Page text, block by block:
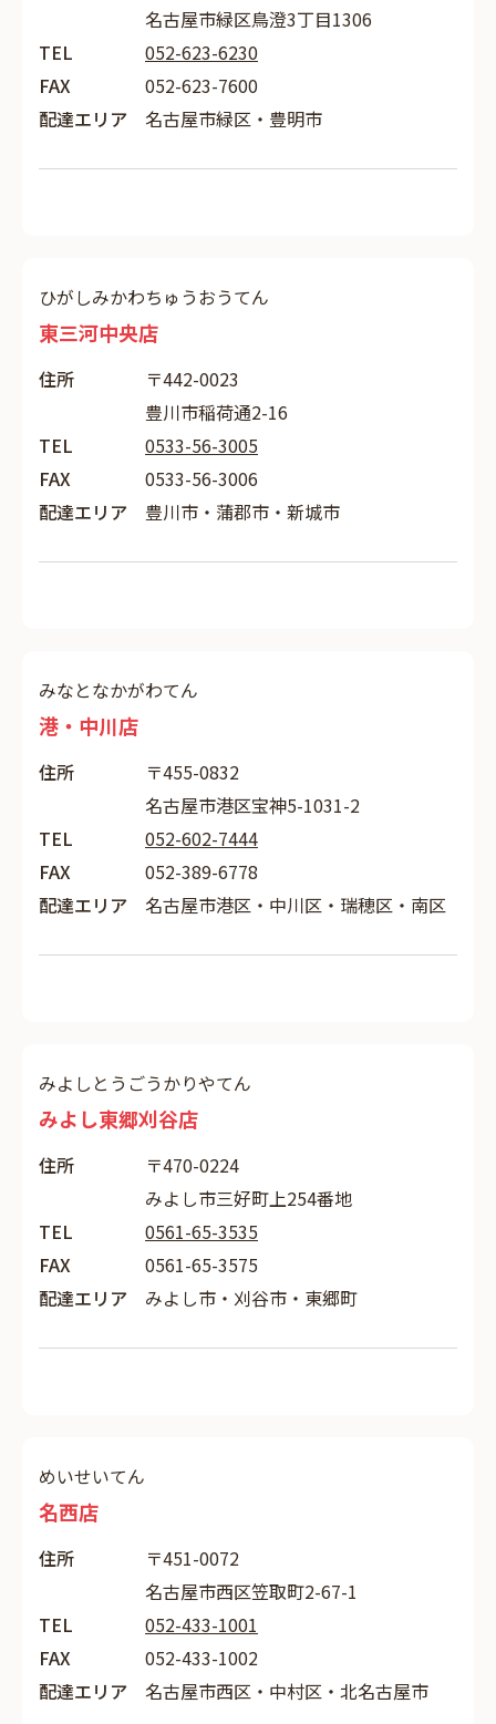
名古屋市緑区鳥澄3丁目1306
TEL
052-623-6230
FAX
052-623-7600
配達エリア
名古屋市緑区・豊明市
ひがしみかわちゅうおうてん
東三河中央店
住所
〒442-0023
豊川市稲荷通2-16
TEL
0533-56-3005
FAX
0533-56-3006
配達エリア
豊川市・蒲郡市・新城市
みなとなかがわてん
港・中川店
住所
〒455-0832
名古屋市港区宝神5-1031-2
TEL
052-602-7444
FAX
052-389-6778
配達エリア
名古屋市港区・中川区・瑞穂区・南区
みよしとうごうかりやてん
みよし東郷刈谷店
住所
〒470-0224
みよし市三好町上254番地
TEL
0561-65-3535
FAX
0561-65-3575
配達エリア
みよし市・刈谷市・東郷町
めいせいてん
名西店
住所
〒451-0072
名古屋市西区笠取町2-67-1
TEL
052-433-1001
FAX
052-433-1002
配達エリア
名古屋市西区・中村区・北名古屋市